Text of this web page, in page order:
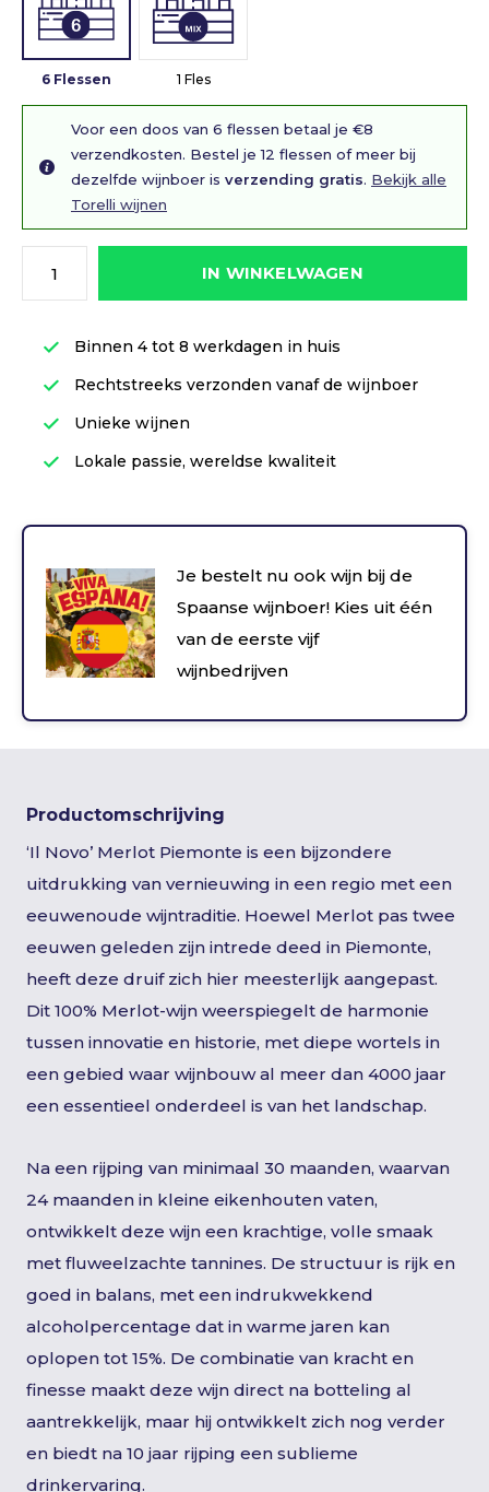
6 Flessen 1 Fles
Voor een doos van 6 flessen betaal je €8
verzendkosten. Bestel je 12 flessen of meer bij
dezelfde wijnboer is verzending gratis. Bekijk alle
Torelli wijnen
IN WINKELWAGEN
Binnen 4 tot 8 werkdagen in huis
Rechtstreeks verzonden vanaf de wijnboer
Unieke wijnen
Lokale passie, wereldse kwaliteit
Je bestelt nu ook wijn bij de
Spaanse wijnboer! Kies uit één
van de eerste vijf
wijnbedrijven
Productomschrijving
‘Il Novo’ Merlot Piemonte is een bijzondere
uitdrukking van vernieuwing in een regio met een
eeuwenoude wijntraditie. Hoewel Merlot pas twee
eeuwen geleden zijn intrede deed in Piemonte,
heeft deze druif zich hier meesterlijk aangepast.
Dit 100% Merlot-wijn weerspiegelt de harmonie
tussen innovatie en historie, met diepe wortels in
een gebied waar wijnbouw al meer dan 4000 jaar
een essentieel onderdeel is van het landschap.
Na een rijping van minimaal 30 maanden, waarvan
24 maanden in kleine eikenhouten vaten,
ontwikkelt deze wijn een krachtige, volle smaak
met fluweelzachte tannines. De structuur is rijk en
goed in balans, met een indrukwekkend
alcoholpercentage dat in warme jaren kan
oplopen tot 15%. De combinatie van kracht en
finesse maakt deze wijn direct na botteling al
aantrekkelijk, maar hij ontwikkelt zich nog verder
en biedt na 10 jaar rijping een sublieme
drinkervaring.